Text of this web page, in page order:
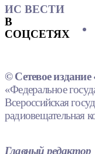
ИС ВЕСТИ
В
СОЦСЕТЯХ
© Сетевое издание
«Федеральное
Всероссийская
радиовещательная
Главный редактор